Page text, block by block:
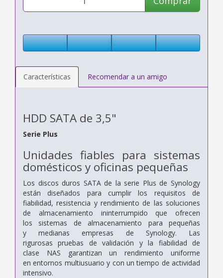
Características Recomendar a un amigo
HDD SATA de 3,5"
Serie Plus
Unidades fiables para sistemas
domésticos y oficinas pequeñas
Los discos duros SATA de la serie Plus de Synology
están diseñados para cumplir los requisitos de
fiabilidad, resistencia y rendimiento de las soluciones
de almacenamiento ininterrumpido que ofrecen
los sistemas de almacenamiento para pequeñas
y medianas empresas de Synology. Las
rigurosas pruebas de validación y la fiabilidad de
clase NAS garantizan un rendimiento uniforme
en entornos multiusuario y con un tiempo de actividad
intensivo.